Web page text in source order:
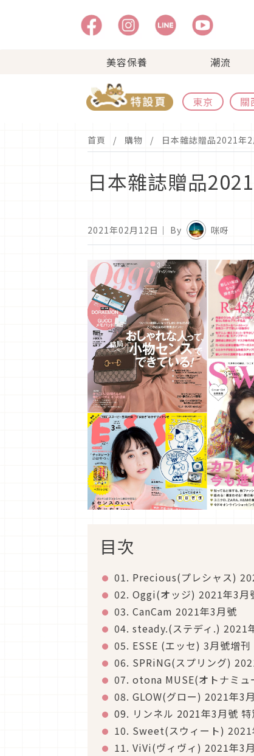
美容保養 潮流
東京 關
首頁 購物 日本雜誌贈品2021年
日本雜誌贈品
2021年02月12日 ｜ By 咪呀
目次
01. Precious(プレシャス)
02. Oggi(オッジ) 2021年3月
03. CanCam 2021年3月號
04. steady.(ステディ.) 2021
05. ESSE (エッセ) 3月號增刊
06. SPRiNG(スプリング)
07. otona MUSE(オトナミュ
08. GLOW(グロー) 2021年3
09. リンネル 2021年3月號 特
10. Sweet(スウィート) 2021
11. ViVi(ヴィヴィ) 2021年3